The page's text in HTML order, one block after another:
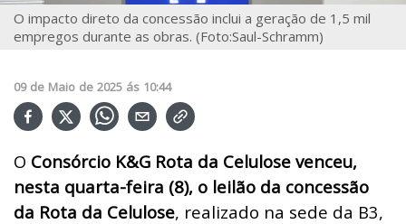
O impacto direto da concessão inclui a geração de 1,5 mil
empregos durante as obras. (Foto:Saul-Schramm)
09 de Maio de 2025 ás 10:44
O Consórcio K&G Rota da Celulose venceu,
nesta quarta-feira (8), o leilão da concessão
da Rota da Celulose, realizado na sede da B3,